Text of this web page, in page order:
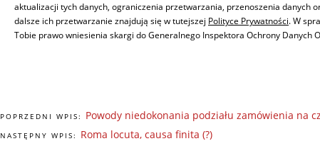
aktualizacji tych danych, ograniczenia przetwarzania, przenoszenia danych
dalsze ich przetwarzanie znajdują się w tutejszej Polityce Prywatności. W
Tobie prawo wniesienia skargi do Generalnego Inspektora Ochrony Danych
POPRZEDNI WPIS: Powody niedokonania podziału zamówienia na
NASTĘPNY WPIS: Roma locuta, causa finita (?)